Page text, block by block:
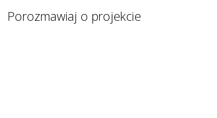
Porozmawiaj o projekcie